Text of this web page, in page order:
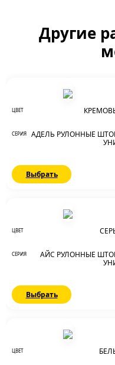
Другие
ЦВЕТ
СЕРИЯ
АДЕЛЬ РУЛОННЫЕ
Выбрать
ЦВЕТ
СЕРИЯ
АЙС РУЛОННЫЕ
Выбрать
ЦВЕТ